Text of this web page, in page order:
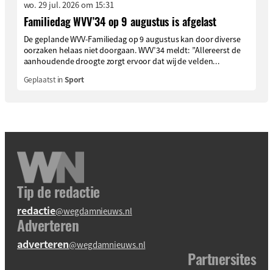
wo. 29 jul. 2026 om 15:31
Familiedag WVV’34 op 9 augustus is afgelast
De geplande WVV-Familiedag op 9 augustus kan door diverse
oorzaken helaas niet doorgaan. WVV’34 meldt: ”Allereerst de
aanhoudende droogte zorgt ervoor dat wij de velden...
Geplaatst inSport
Tip de redactie
redactie@wegdamnieuws.nl
Adverteren
adverteren@wegdamnieuws.nl
Partnersites